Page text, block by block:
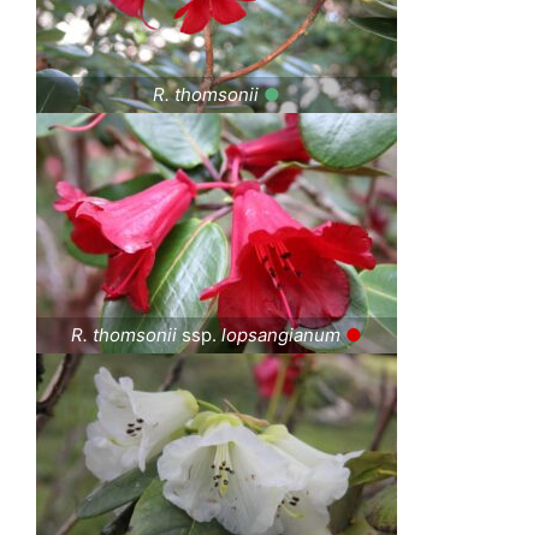
R. thomsonii ●
R. thomsoniissp.lopsangianum ●